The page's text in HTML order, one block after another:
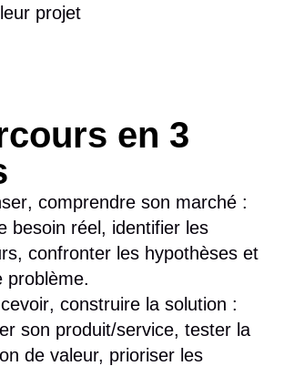
projet
en 3
, comprendre son marché :
besoin réel, identifier les
confronter les hypothèses et
problème.
, construire la solution :
son produit/service, tester la
de valeur, prioriser les